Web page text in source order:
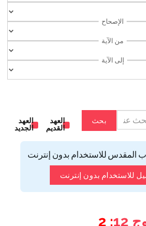
الإصحاح
من الآية
إلى الآية
بحث
العهد
القديم
العهد
الجديد
المقدس للاستخدام بدون إنترنت
للاستخدام بدون إنترنت
12
: 2